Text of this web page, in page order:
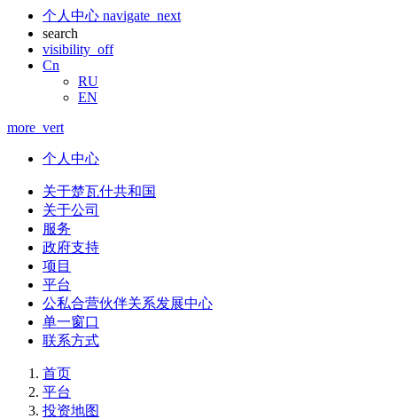
个人中心 navigate_next
search
visibility_off
Cn
RU
EN
more_vert
个人中心
关于楚瓦什共和国
关于公司
服务
政府支持
项目
平台
公私合营伙伴关系发展中心
单一窗口
联系方式
首页
平台
投资地图